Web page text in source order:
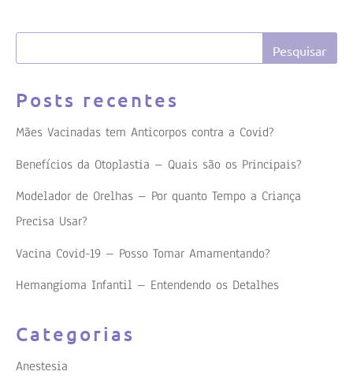
Posts recentes
Mães Vacinadas tem Anticorpos contra a Covid?
Benefícios da Otoplastia – Quais são os Principais?
Modelador de Orelhas – Por quanto Tempo a Criança
Precisa Usar?
Vacina Covid-19 – Posso Tomar Amamentando?
Hemangioma Infantil – Entendendo os Detalhes
Categorias
Anestesia